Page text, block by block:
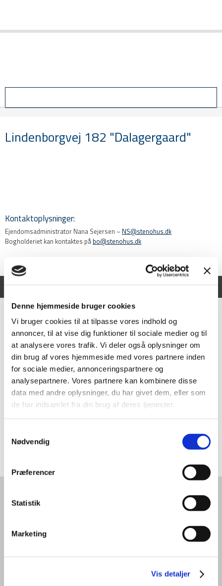
Denne hjemmeside bruger cookies
Vi bruger cookies til at tilpasse vores indhold og
annoncer, til at vise dig funktioner til sociale medier og til
at analysere vores trafik. Vi deler også oplysninger om
din brug af vores hjemmeside med vores partnere inden
for sociale medier, annonceringspartnere og
analysepartnere. Vores partnere kan kombinere disse
data med andre oplysninger, du har givet dem, eller som
de har indsamlet fra din brug af deres tjenester.
Nødvendig
Præferencer
Statistik
Marketing
Vis detaljer
Lindenborgvej 182 "Dalagergaard"
Kontaktoplysninger:
Ejendomsadministrator​ Nana Sejersen – NS@stenohus.dk
Bogholderiet kan kontaktes på bo@stenohus.dk
Vi er en del af følgende samarbejde:
FIRMAINFORMATION
Jordan Advokatpartnerselskab
CVR: 34 04 50 03